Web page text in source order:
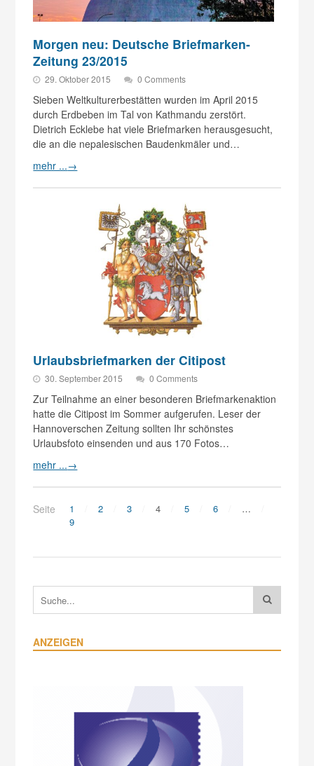
Morgen neu: Deutsche Briefmarken-
Zeitung 23/2015
29. Oktober 2015 0 Comments
Sieben Weltkulturerbestätten wurden im April 2015
durch Erdbeben im Tal von Kathmandu zerstört.
Dietrich Ecklebe hat viele Briefmarken herausgesucht,
die an die nepalesischen Baudenkmäler und…
mehr ...→
Urlaubsbriefmarken der Citipost
30. September 2015 0 Comments
Zur Teilnahme an einer besonderen Briefmarkenaktion
hatte die Citipost im Sommer aufgerufen. Leser der
Hannoverschen Zeitung sollten Ihr schönstes
Urlaubsfoto einsenden und aus 170 Fotos…
mehr ...→
Seite 1 2 3 4 5 6
…
9
ANZEIGEN